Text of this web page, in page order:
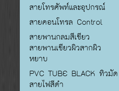
สายโทรศัพท์และอุปกรณ์
สายคอนโทรล Control
สายพานกลมสีเขียว
สายพานเขียวผิวสากผิว
หยาบ
PVC TUBE BLACK ทิวมัด
สายไฟสีดำ